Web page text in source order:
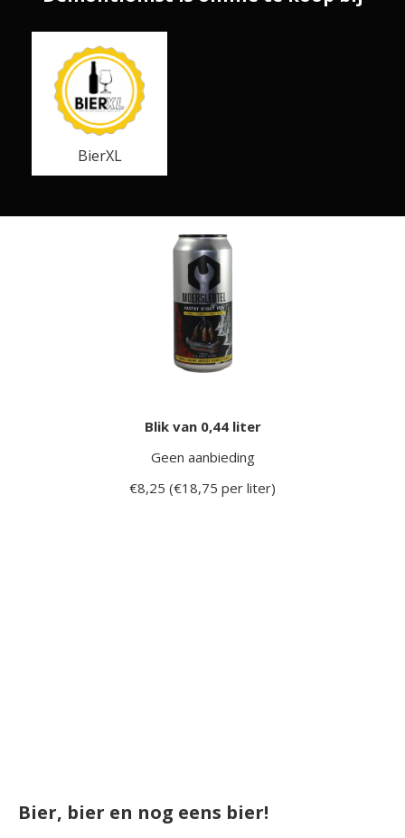
BierXL
Blik van 0,44 liter
Geen aanbieding
€8,25 (€18,75 per liter)
Bier, bier en nog eens bier!